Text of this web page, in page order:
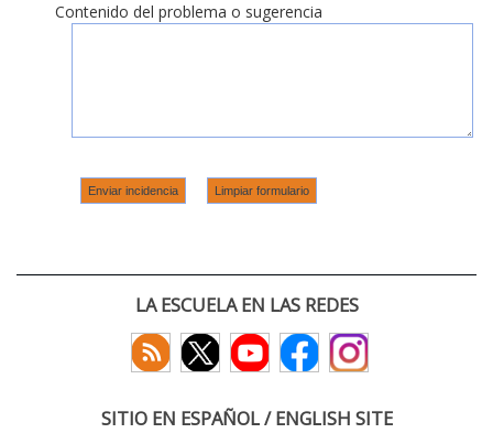
Contenido del problema o sugerencia
LA ESCUELA EN LAS REDES
SITIO EN ESPAÑOL / ENGLISH SITE